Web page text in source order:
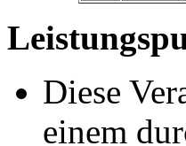
Diese
einem